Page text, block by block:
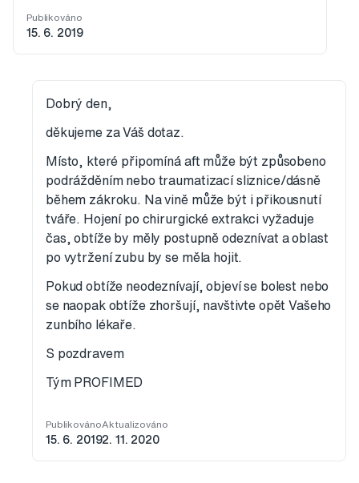
Publikováno
15. 6. 2019
Dobrý den,
děkujeme za Váš dotaz.
Místo, které připomíná aft může být způsobeno
podrážděním nebo traumatizací sliznice/dásně
během zákroku. Na vině může být i přikousnutí
tváře. Hojení po chirurgické extrakci vyžaduje
čas, obtíže by měly postupně odeznívat a oblast
po vytržení zubu by se měla hojit.
Pokud obtíže neodeznívají, objeví se bolest nebo
se naopak obtíže zhoršují, navštivte opět Vašeho
zunbího lékaře.
S pozdravem
Tým PROFIMED
Publikováno
15. 6. 2019
Aktualizováno
2. 11. 2020